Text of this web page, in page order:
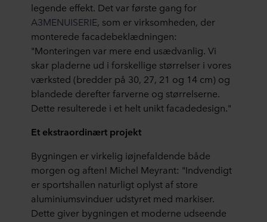
legende effekt. Det var første gang for
A3MENUISERIE, som er virksomheden, der
monterede facadebeklædningen:
"Monteringen var mere end usædvanlig. Vi
skar pladerne ud i forskellige størrelser i vores
værksted (bredder på 30, 27, 21 og 14 cm) og
blandede derefter farverne og størrelserne.
Dette resulterede i et helt unikt facadedesign."
Et ekstraordinært projekt
Bygningen er virkelig iøjnefaldende både
morgen og aften! Michel Meyrant: "Indvendigt
er sportshallen naturligt oplyst af store
aluminiumsvinduer udstyret med markiser.
Dette giver bygningen et moderne udseende